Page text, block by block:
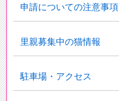
申請についての注意事項
里親募集中の猫情報
駐車場・アクセス